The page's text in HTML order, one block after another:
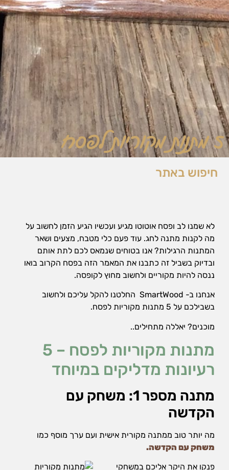
5 מתנות מקוריות לפסח
חיפוש באתר
לא שמנו לב ופסח אוטוטו מגיע ועכשיו הגיע הזמן לחשוב על
מה לקנות מתנה לחג. עוד פעם כלי מטבח, מצעים ושאר
המתנות הרגילות? אנו בטוחים שנמאס לכם לתת אותם
ובדיוק בשביל זה כתבנו את המאמר הזה בפסח הקרוב בואו
ננסה להיות מקוריים ולחשוב מחוץ לקופסה.
אנחנו ב- SmartWood החלטנו להקל עליכם ולחשוב
בשבילכם על 5 מתנות מקוריות לפסח.
מוכנים? יאללה מתחילים..
מתנות מקוריות לפסח – 5
רעיונות מדליקים במיוחד
מתנה מספר 1: משחק עם
הקדשה
מה יותר טוב ממתנה מקורית אישית ועם ערך מוסף כמו
משחק עם הקדשה.
פנקו את היקר אליכם במשחקי